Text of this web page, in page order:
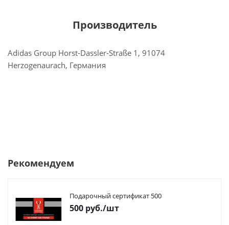
Производитель
Adidas Group Horst-Dassler-Straße 1, 91074
Herzogenaurach, Германия
Рекомендуем
Подарочный сертификат 500
500 руб./шт